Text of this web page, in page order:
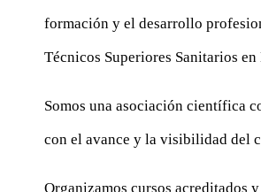
formación y el desarrollo
Técnicos Superiores Sanitarios en
Somos una asociación científica
con el avance y la visibilidad del
Organizamos cursos acreditados